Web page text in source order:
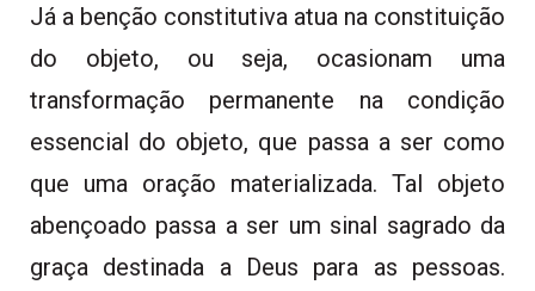
Já a benção constitutiva atua na constituição
do objeto, ou seja, ocasionam uma
transformação permanente na condição
essencial do objeto, que passa a ser como
que uma oração materializada. Tal objeto
abençoado passa a ser um sinal sagrado da
graça destinada a Deus para as pessoas.